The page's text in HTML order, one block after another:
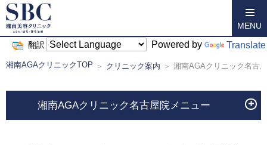
翻訳 Powered by Translate
MENU
湘南AGAクリニックTOP クリニック案内 湘南AGAクリニック名古
湘南AGAクリニック名古屋院メニュー